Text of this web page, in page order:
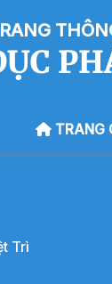
TRANG
Trì